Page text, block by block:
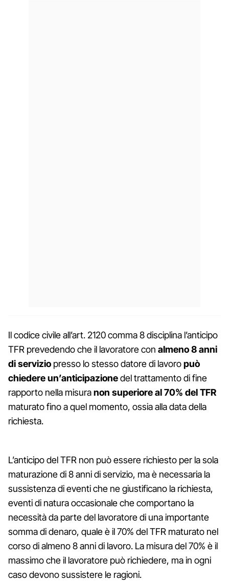
Il codice civile all’art. 2120 comma 8 disciplina l’anticipo
TFR prevedendo che il lavoratore con almeno 8 anni
di servizio presso lo stesso datore di lavoropuò
chiedere un’anticipazionedel trattamento di fine
rapporto nella misuranon superiore al 70% del TFR
maturato fino a quel momento, ossia alla data della
richiesta.
L’anticipo del TFR non può essere richiesto per la sola
maturazione di 8 anni di servizio, ma è necessaria la
sussistenza di eventi che ne giustificano la richiesta,
eventi di natura occasionale che comportano la
necessità da parte del lavoratore di una importante
somma di denaro, quale è il 70% del TFR maturato nel
corso di almeno 8 anni di lavoro. La misura del 70% è il
massimo che il lavoratore può richiedere, ma in ogni
caso devono sussistere le ragioni.